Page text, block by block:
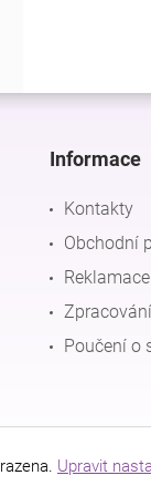
Informace
Kontakty
Obchodní
Poučení o
Upravit